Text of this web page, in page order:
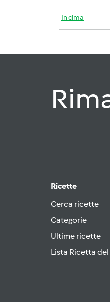
In cima
Ricette
Cerca ricette
Categorie
Ultime ricette
Lista Ricetta